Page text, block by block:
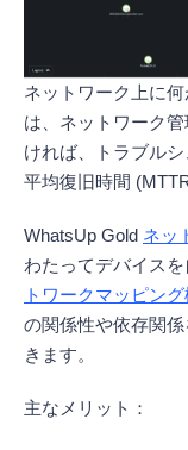
ネットワーク上に
は、ネットワーク
ければ、トラブル
平均復旧時間
WhatsUp Gold ネッ
わたってデバイス
トワークマッピン
の関係性や依存関
きます。
主なメリット：